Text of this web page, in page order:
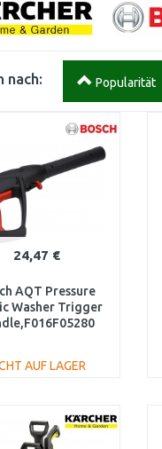
nach: Popularität
24,47 €
AQT Pressure
Washer Trigger
AUF LAGER
Vergleichen